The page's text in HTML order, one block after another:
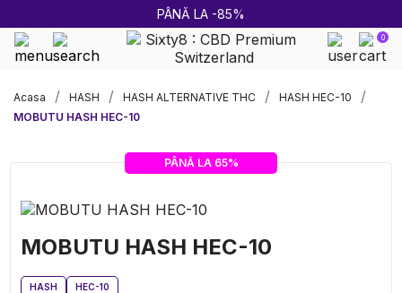
PÂNĂ LA -85%
0
Acasa
HASH HASH ALTERNATIVE THC
HASH HEC-10
MOBUTU HASH HEC-10
PÂNĂ LA 65%
MOBUTU HASH HEC-10
HASH HEC-10